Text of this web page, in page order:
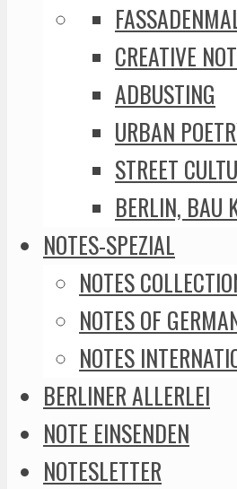
CREATIVE
ADBUSTING
URBAN
STREET
BERLIN, BAU
NOTES-SPEZIAL
NOTES
NOTES OF
NOTES
BERLINER ALLERLEI
NOTE EINSENDEN
NOTESLETTER